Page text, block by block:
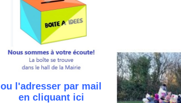
ou l'adresser par mail
en cliquantici